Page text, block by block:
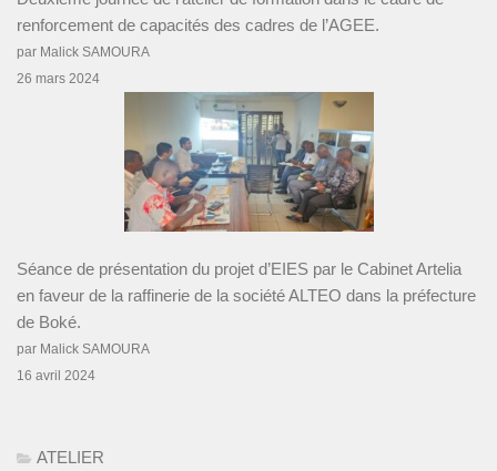
renforcement de capacités des cadres de l’AGEE.
par Malick SAMOURA
26 mars 2024
Séance de présentation du projet d’EIES par le Cabinet Artelia
en faveur de la raffinerie de la société ALTEO dans la préfecture
de Boké.
par Malick SAMOURA
16 avril 2024
ATELIER